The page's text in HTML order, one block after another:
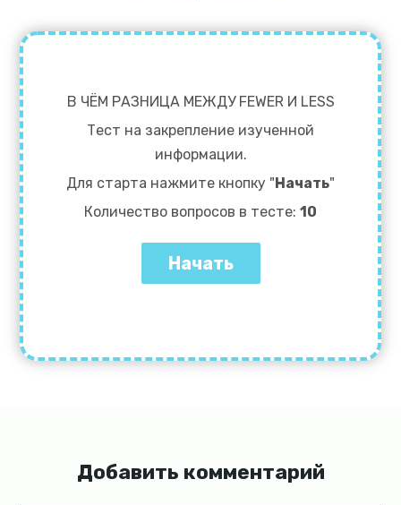
В ЧЁМ РАЗНИЦА МЕЖДУ FEWER И LESS
Тест на закрепление изученной
информации.
Для старта нажмите кнопку "Начать"
Количество вопросов в тесте: 10
Добавить комментарий